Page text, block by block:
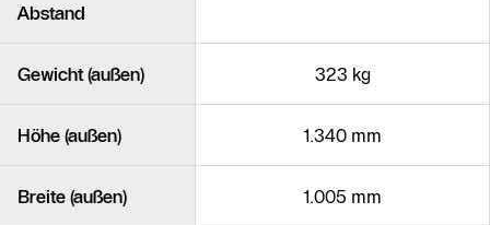
Abstand
Gewicht (außen) 323 kg
Höhe (außen) 1.340 mm
Breite (außen) 1.005 mm